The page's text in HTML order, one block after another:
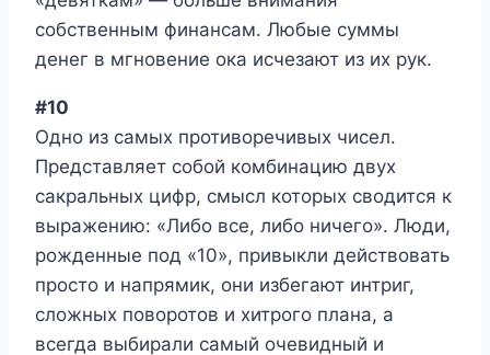
собственным финансам. Любые суммы
денег в мгновение ока исчезают из их рук.
#10
Одно из самых противоречивых чисел.
Представляет собой комбинацию двух
сакральных цифр, смысл которых сводится к
выражению: «Либо все, либо ничего». Люди,
рожденные под «10», привыкли действовать
просто и напрямик, они избегают интриг,
сложных поворотов и хитрого плана, а
всегда выбирали самый очевидный и